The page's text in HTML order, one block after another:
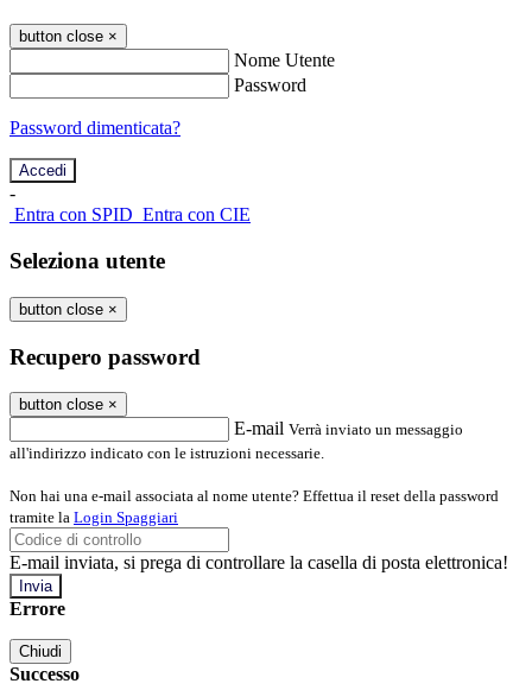
button close ×
Nome Utente
Password
Password dimenticata?
-
Entra con SPID Entra con CIE
Seleziona utente
button close ×
Recupero password
button close ×
E-mail Verrà inviato un messaggio
all'indirizzo indicato con le istruzioni necessarie.
Non hai una e-mail associata al nome utente? Effettua il reset della password
tramite la Login Spaggiari
E-mail inviata, si prega di controllare la casella di posta elettronica!
Errore
Chiudi
Successo